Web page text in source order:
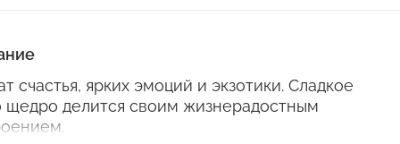
счастья, ярких эмоций и экзотики. Сладкое
щедро делится своим жизнерадостным